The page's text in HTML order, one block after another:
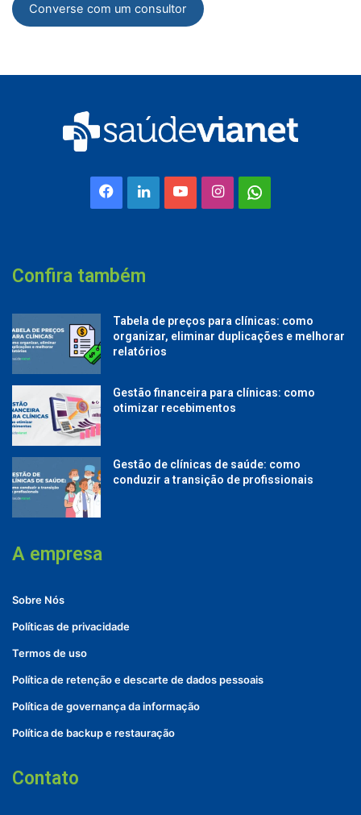
Converse com um consultor
Facebook
LinkedinYouTubeInstagram
Confira também
Tabela de preços para clínicas: como
organizar, eliminar duplicações e melhorar
relatórios
Gestão financeira para clínicas: como
otimizar recebimentos
Gestão de clínicas de saúde: como
conduzir a transição de profissionais
A empresa
Sobre Nós
Políticas de privacidade
Termos de uso
Política de retenção e descarte de dados pessoais
Política de governança da informação
Política de backup e restauração
Contato